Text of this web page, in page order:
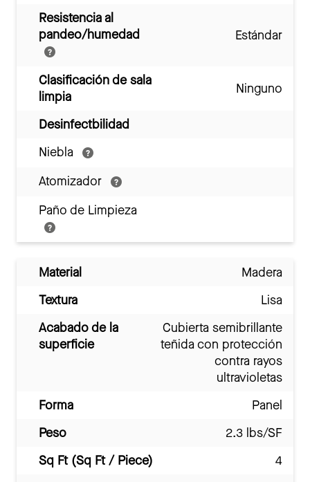
Resistencia al
pandeo/humedad
Estándar
Clasificación de sala
limpia
Ninguno
Desinfectbilidad
Niebla
Atomizador
Paño de Limpieza
Material
Madera
Textura
Lisa
Acabado de la
superficie
Cubierta semibrillante
teñida con protección
contra rayos
ultravioletas
Forma
Panel
Peso
2.3 lbs/SF
Sq Ft (Sq Ft / Piece)
4